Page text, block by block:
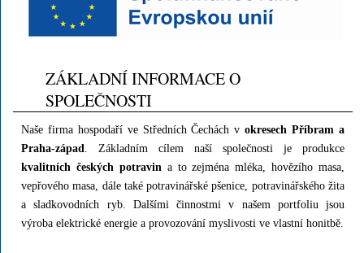
ZÁKLADNÍ INFORMACE O
SPOLEČNOSTI
Naše firma hospodaří ve Středních Čechách vokresech Příbram a
Praha-západ . Základním cílem naší společnosti je produkce
kvalitních českých potravin a to zejména mléka, hovězího masa,
vepřového masa, dále také potravinářské pšenice, potravinářského žita
a sladkovodních ryb. Dalšími činnostmi v našem portfoliu jsou
výroba elektrické energie a provozování myslivosti ve vlastní honitbě.